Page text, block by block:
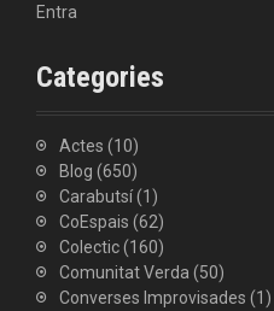
Entra
Categories
Actes (10)
Blog (650)
Carabutsí(1)
CoEspais (62)
Colectic(160)
Comunitat Verda (50)
Converses Improvisades (1)